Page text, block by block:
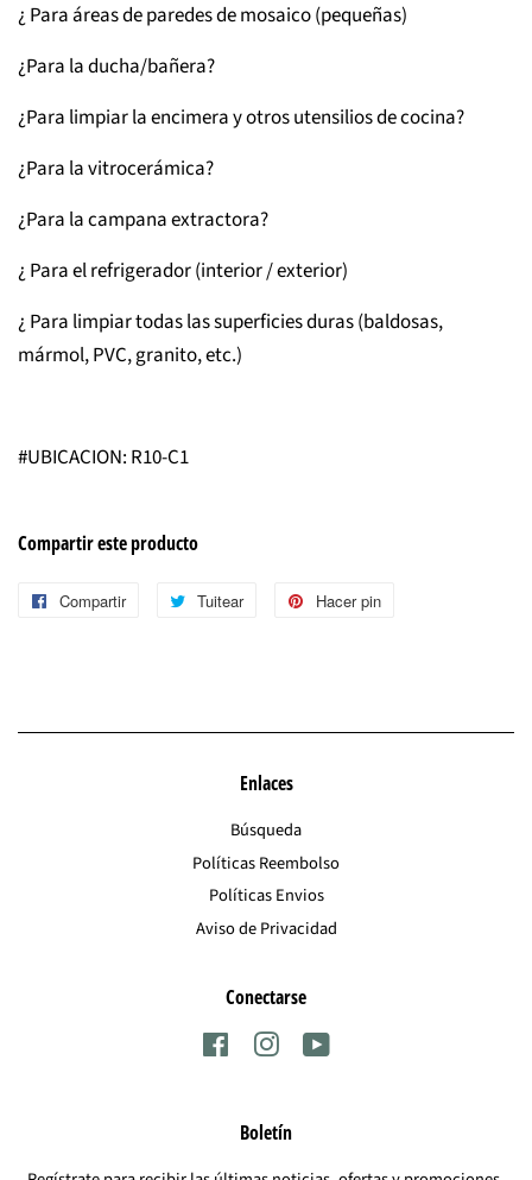
¿ Para áreas de paredes de mosaico (pequeñas)
¿Para la ducha/bañera?
¿Para limpiar la encimera y otros utensilios de cocina?
¿Para la vitrocerámica?
¿Para la campana extractora?
¿ Para el refrigerador (interior / exterior)
¿ Para limpiar todas las superficies duras (baldosas,
mármol, PVC, granito, etc.)
#UBICACION: R10-C1
Compartir este producto
Compartir
CompartirTuitear
Tuitear
Hacer pin
Enlaces
Búsqueda
Políticas Reembolso
Políticas Envios
Aviso de Privacidad
Conectarse
FacebookInstagram
Boletín